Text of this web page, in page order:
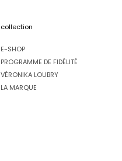
collection
E-SHOP
PROGRAMME DE FIDÉLITÉ
VÉRONIKA LOUBRY
LA MARQUE